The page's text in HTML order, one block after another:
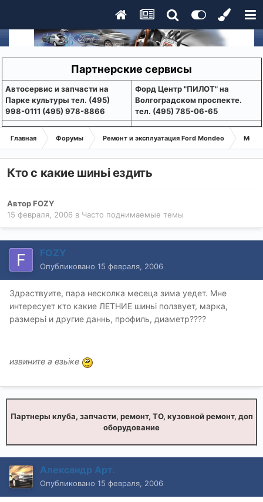
Партнерские сервисы
Aвтосервис и запчасти на
Парке культуры тел. (495)
998-0111 (495) 978-8866
Форд Центр "ПИЛОТ" на
Волгоградском проспекте.
тел. (495) 785-06-65
Главная Форумы Ремонт и эксплуатация Ford Mondeo
Кто с какие шиньi ездить
АвторFOZY
15 февраля, 2006 в Часто поднимаемые темы
FOZY
Опубликовано 15 февраля, 2006
Здраствуите, пара несколка месеца зима уедет. Мне
интересует кто какие ЛЕТНИЕ шиньi ползвует, марка,
размерьi и другие даннь, профиль, диаметр????
извините а езьiке
Партнеры клуба, запчасти, ремонт, ТО, кузовной ремонт, доп
оборудование
Александр Арт.
Опубликовано 15 февраля, 2006